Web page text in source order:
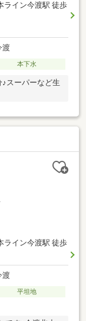
ライン今渡駅 徒歩
渡
本下水
スーパーなど生
ライン今渡駅 徒歩
渡
平坦地